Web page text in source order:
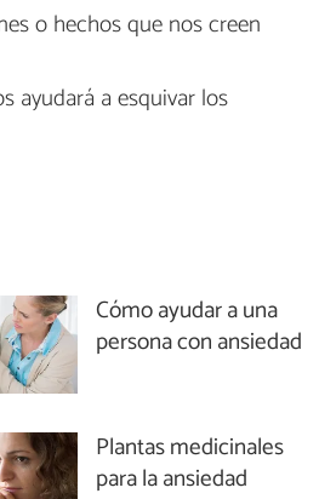
o hechos que nos creen
ayudará a esquivar los
Cómo ayudar a una
persona con ansiedad
Plantas medicinales
para la ansiedad